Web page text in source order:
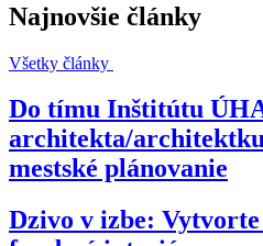
Najnovšie články
Všetky články
Do tímu Inštitútu
architekta/
mestské plánovanie
Dzivo v izbe: